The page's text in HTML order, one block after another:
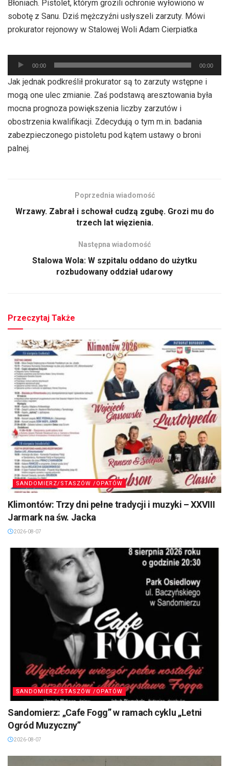
Błoniach. Pistolet, którym grozili ochronie wyłowiono w
sobotę z Sanu. Dziś mężczyźni usłyszeli zarzuty. Mówi
prokurator rejonowy w Stalowej Woli Adam Cierpiatka
Odtwarzacz
plików
dźwiękowych
00:00 00:00
Jak jednak podkreślił prokurator są to zarzuty wstępne i
mogą one ulec zmianie. Zaś podstawą aresztowania była
mocna prognoza powiększenia liczby zarzutów i
obostrzenia kwalifikacji. Zdecydują o tym m.in. badania
zabezpieczonego pistoletu pod kątem ustawy o broni
palnej.
Poprzednia wiadomość
Wrzawy. Zabrał i schował cudzą zgubę. Grozi mu do
trzech lat więzienia.
Następna wiadomość
Stalowa Wola: W szpitalu oddano do użytku
rozbudowany oddział udarowy
Przeczytaj Także
SANDOMIERZ/STASZÓW /OPATÓW
Klimontów: Trzy dni pełne tradycji i muzyki – XXVIII
Jarmark na św. Jacka
2026-08-07
SANDOMIERZ/STASZÓW /OPATÓW
Sandomierz: „Cafe Fogg” w ramach cyklu „Letni
Ogród Muzyczny”
2026-08-07